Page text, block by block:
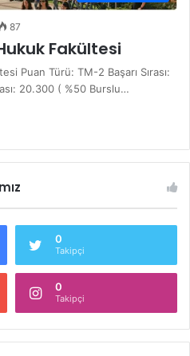
87
Fakültesi
Puan Türü: TM-2 Başarı Sırası:
20.300 ( %50 Burslu…
0
Takipçi
0
Takipçi